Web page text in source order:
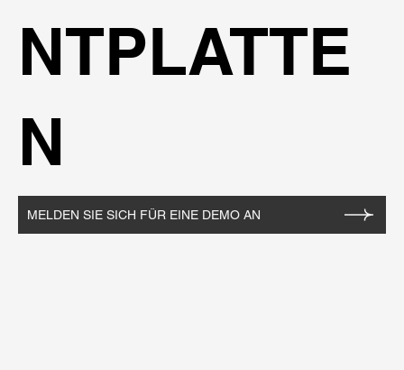
NTPLATTE
N
MELDEN SIE SICH FÜR EINE DEMO AN